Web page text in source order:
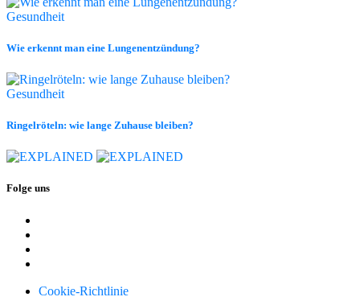
Gesundheit
Wie erkennt man eine Lungenentzündung?
Gesundheit
Ringelröteln: wie lange Zuhause bleiben?
Folge uns
Cookie-Richtlinie